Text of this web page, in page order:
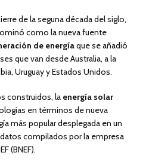
de la seguna década del siglo,
como la nueva fuente
de energíaque se añadió
que van desde Australia, a la
Uruguay y Estados Unidos.
construidos, la energía solar
en términos de nueva
más popular desplegada en un
compilados por la empresa
(BNEF).